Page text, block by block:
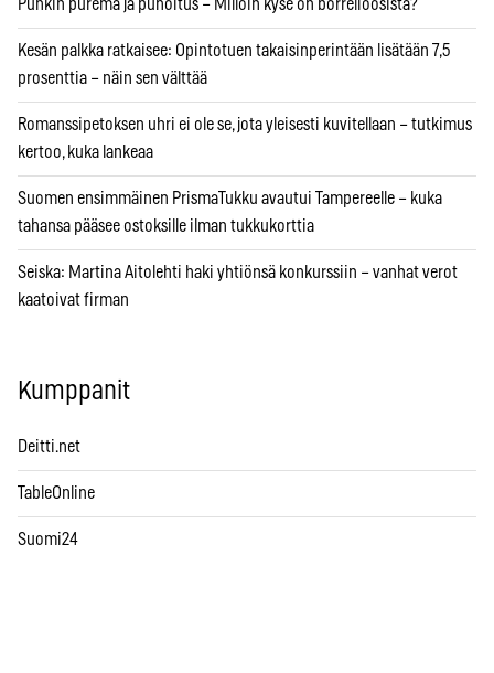
Punkin purema ja punoitus – Milloin kyse on borrelioosista?
Kesän palkka ratkaisee: Opintotuen takaisinperintään lisätään 7,5
prosenttia – näin sen välttää
Romanssipetoksen uhri ei ole se, jota yleisesti kuvitellaan – tutkimus
kertoo, kuka lankeaa
Suomen ensimmäinen PrismaTukku avautui Tampereelle – kuka
tahansa pääsee ostoksille ilman tukkukorttia
Seiska: Martina Aitolehti haki yhtiönsä konkurssiin – vanhat verot
kaatoivat firman
Kumppanit
Deitti.net
TableOnline
Suomi24